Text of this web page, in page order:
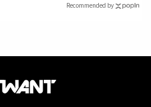
Recommended by